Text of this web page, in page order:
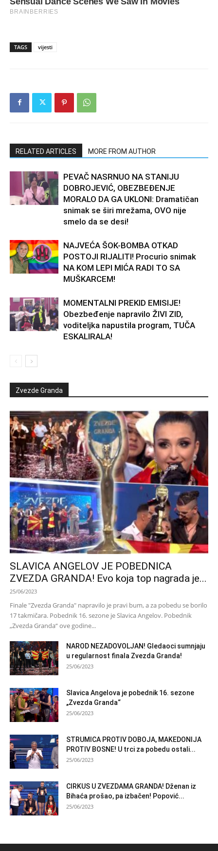
TAGS vijesti
RELATED ARTICLES MORE FROM AUTHOR
PEVAČ NASRNUO NA STANIJU
DOBROJEVIĆ, OBEZBEĐENJE
MORALO DA GA UKLONI: Dramatičan
snimak se širi mrežama, OVO nije
smelo da se desi!
NAJVEĆA ŠOK-BOMBA OTKAD
POSTOJI RIJALITI! Procurio snimak
NA KOM LEPI MIĆA RADI TO SA
MUŠKARCEM!
MOMENTALNI PREKID EMISIJE!
Obezbeđenje napravilo ŽIVI ZID,
voditeljka napustila program, TUČA
ESKALIRALA!
Zvezde Granda
SLAVICA ANGELOV JE POBEDNICA
ZVEZDA GRANDA! Evo koja top nagrada je...
25/06/2023
Finale "Zvezda Granda" napravilo je pravi bum, a za pobedu se borilo
17 takmičara. Pobednik 16. sezone je Slavica Angelov. Pobednik
„Zvezda Granda“ ove godine...
NAROD NEZADOVOLJAN! Gledaoci sumnjaju
u regularnost finala Zvezda Granda!
25/06/2023
Slavica Angelova je pobednik 16. sezone
„Zvezda Granda“
25/06/2023
STRUMICA PROTIV DOBOJA, MAKEDONIJA
PROTIV BOSNE! U trci za pobedu ostali...
25/06/2023
CIRKUS U ZVEZDAMA GRANDA! Dženan iz
Bihaća prošao, pa izbačen! Popović...
25/06/2023